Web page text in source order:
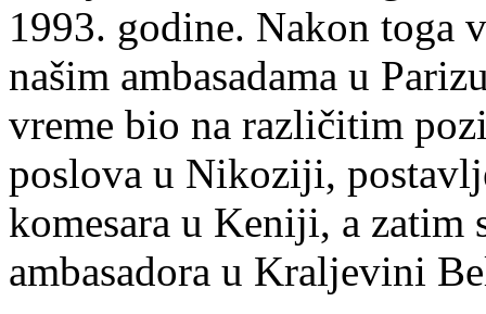
1993. godine. Nakon toga
našim ambasadama u
vreme bio na različitim
poslova u Nikoziji,
komesara u Keniji, a
ambasadora u Kraljevini